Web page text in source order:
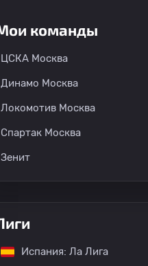
команды
ЦСКА Москва
Динамо Москва
Локомотив Москва
Спартак Москва
Зенит
Испания: Ла Лига